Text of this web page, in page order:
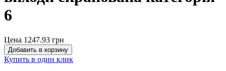
6
Цена 1247.93 грн
Добавить в корзину
Купить в один клик